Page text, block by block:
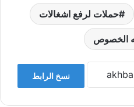
حملات لرفع اشغالات
الخصوص
نسخ الرابط